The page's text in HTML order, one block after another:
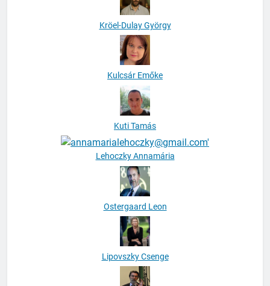
Kröel-Dulay György
Kulcsár Emőke
Kuti Tamás
Lehoczky Annamária
Ostergaard Leon
Lipovszky Csenge